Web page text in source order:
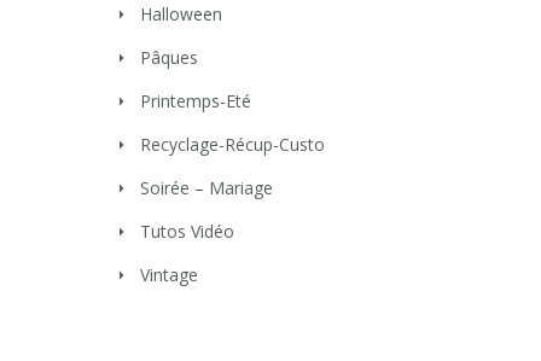
Halloween
Pâques
Printemps-Eté
Recyclage-Récup-Custo
Soirée – Mariage
Tutos Vidéo
Vintage